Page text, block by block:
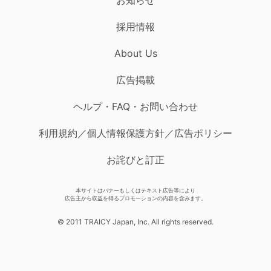
採用情報
About Us
広告掲載
ヘルプ・FAQ・お問い合わせ
利用規約／個人情報保護方針／広告ポリシー
お詫びと訂正
本サイトはバナーもしくはテキスト広告等により
広告主から収益を得るプロモーションの内容を含みます。
© 2011 TRAICY Japan, Inc. All rights reserved.